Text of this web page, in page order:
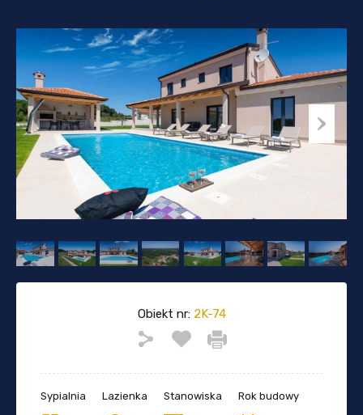
Obiekt nr:2K-74
Sypialnia Lazienka Stanowiska Rok budowy